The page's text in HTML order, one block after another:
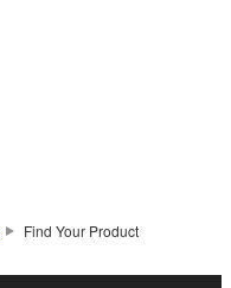
Find Your Product